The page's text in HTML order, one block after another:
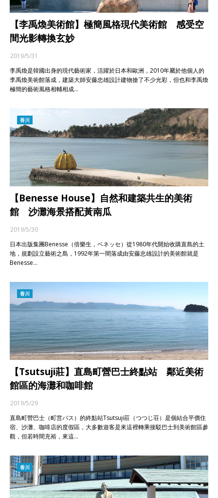
【李禹煥美術館】極簡風格現代美術館 感受空
間光影轉換玄妙
2019/5/31
李禹煥是韓國出身的現代藝術家，活躍於日本和歐洲，2010年屬於他個人的
李禹煥美術館落成，建築大師安藤忠雄設計建物搶了不少光彩，但也和李禹煥
極簡的藝術風格相輔相成…
香川
【Benesse House】自然和建築共生的美術
館 沙灘海景搭配黃南瓜
2019/5/30
日本出版集團Benesse（倍樂生，ベネッセ）從1980年代開始收購直島的土
地，規劃設立藝術之島，1992年第一間落成由安藤忠雄設計的美術館就是
Benesse…
香川
【Tsutsuji莊】直島町營巴士終點站 鄰近美術
館區的海灘和咖啡館
2019/5/29
直島町營巴士（町営バス）的終點站Tsutsuji莊（つつじ荘）是個結合平價住
宿、沙灘、咖啡店的度假區，大多數遊客是來這裡轉乘接駁巴士到美術館區參
觀，但若時間充裕，來這…
香川